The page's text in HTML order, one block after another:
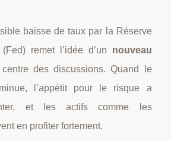
baisse de taux par la Réserve
remet l’idée d’un nouveau
des discussions. Quand le
l’appétit pour le risque a
et les actifs comme les
en profiter fortement.